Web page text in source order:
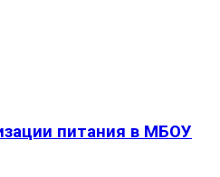
питания в МБОУ